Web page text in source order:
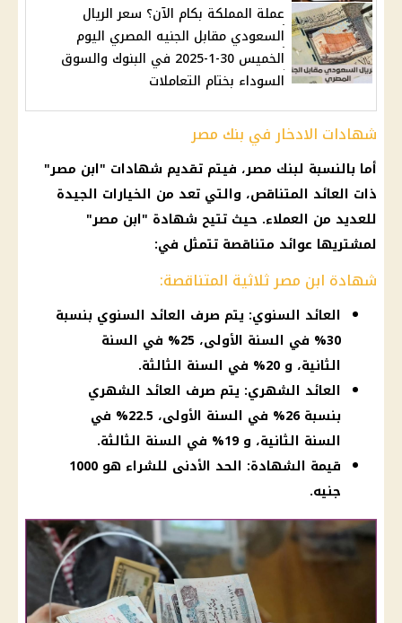
عملة المملكة بكام الآن؟ سعر الريال
السعودي مقابل الجنيه المصري اليوم
الخميس 30-1-2025 في البنوك والسوق
السوداء بختام التعاملات
شهادات الادخار في بنك مصر
أما بالنسبة لبنك مصر، فيتم تقديم شهادات "ابن مصر"
ذات العائد المتناقص، والتي تعد من الخيارات الجيدة
للعديد من العملاء. حيث تتيح شهادة "ابن مصر"
لمشتريها عوائد متناقصة تتمثل في:
شهادة ابن مصر ثلاثية المتناقصة:
العائد السنوي: يتم صرف العائد السنوي بنسبة
30% في السنة الأولى، 25% في السنة
الثانية، و 20% في السنة الثالثة.
العائد الشهري: يتم صرف العائد الشهري
بنسبة 26% في السنة الأولى، 22.5% في
السنة الثانية، و 19% في السنة الثالثة.
قيمة الشهادة: الحد الأدنى للشراء هو 1000
جنيه.